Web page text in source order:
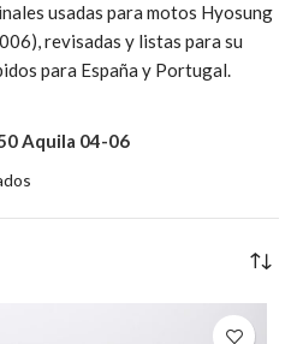
usadas para motos Hyosung
revisadas y listas para su
para España y Portugal.
Aquila 04-06